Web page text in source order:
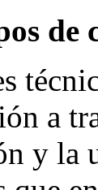
de
a
y la